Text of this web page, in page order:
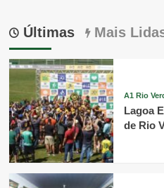
Últimas Mais
A1 Rio
Lagoa
de Rio